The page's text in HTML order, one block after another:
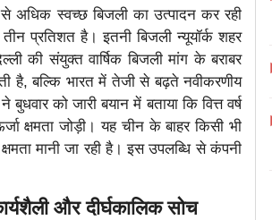
अधिक स्वच्छ बिजली का उत्पादन कर रही
प्रतिशत है। इतनी बिजली न्यूयॉर्क शहर
की संयुक्त वार्षिक बिजली मांग के बराबर
है, बल्कि भारत में तेजी से बढ़ते नवीकरणीय
को जारी बयान में बताया कि वित्त वर्ष
क्षमता जोड़ी। यह चीन के बाहर किसी भी
क्षमता मानी जा रही है। इस उपलब्धि से कंपनी
और दीर्घकालिक सोच